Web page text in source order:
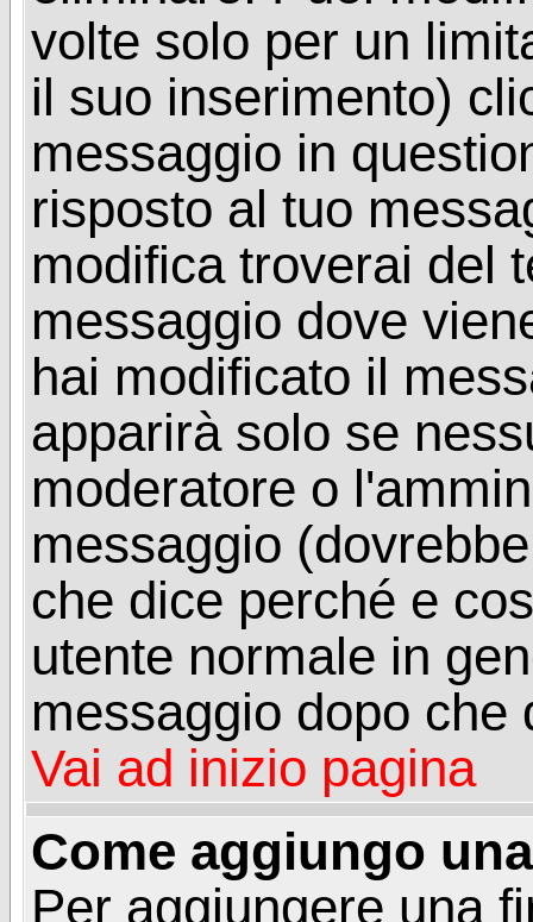
volte solo per un
il suo inserimento)
messaggio in
risposto al tuo
modifica troverai del
messaggio dove
hai modificato il
apparirà solo se
moderatore o
messaggio
che dice perché e
utente normale in
messaggio dopo che
Vai ad inizio pagina
Come aggiungo
Per aggiungere una